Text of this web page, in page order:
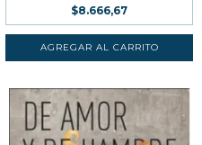
$8.666,67